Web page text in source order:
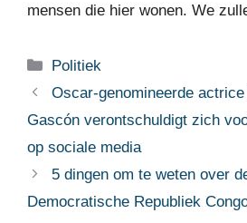
mensen die hier wonen. We
Categorieën
Politiek
Oscar-genomineerde
Gascón verontschuldigt zich
op sociale media
5 dingen om te weten over
Democratische Republiek